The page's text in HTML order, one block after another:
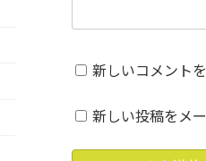
新しいコメント
新しい投稿をメ